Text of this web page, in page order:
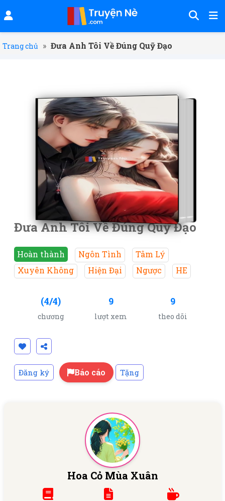
Trang chủ » Đưa Anh Tôi Về Đúng Quỹ Đạo
Đưa Anh Tôi Về Đúng Quỹ Đạo
Hoàn thành Ngôn Tình
Tâm Lý
Xuyên Không
Hiện Đại Ngược HE
(4/4)
chương
9
lượt xem
9
theo dõi
Đăng ký Báo cáo Tặng
Hoa Cỏ Mùa Xuân